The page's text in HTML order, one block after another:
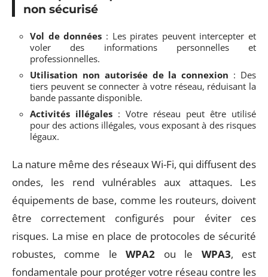
non sécurisé
Vol de données : Les pirates peuvent intercepter et
voler des informations personnelles et
professionnelles.
Utilisation non autorisée de la connexion : Des
tiers peuvent se connecter à votre réseau, réduisant la
bande passante disponible.
Activités illégales : Votre réseau peut être utilisé
pour des actions illégales, vous exposant à des risques
légaux.
La nature même des réseaux Wi-Fi, qui diffusent des
ondes, les rend vulnérables aux attaques. Les
équipements de base, comme les routeurs, doivent
être correctement configurés pour éviter ces
risques. La mise en place de protocoles de sécurité
robustes, comme leWPA2 ou le WPA3, est
fondamentale pour protéger votre réseau contre les